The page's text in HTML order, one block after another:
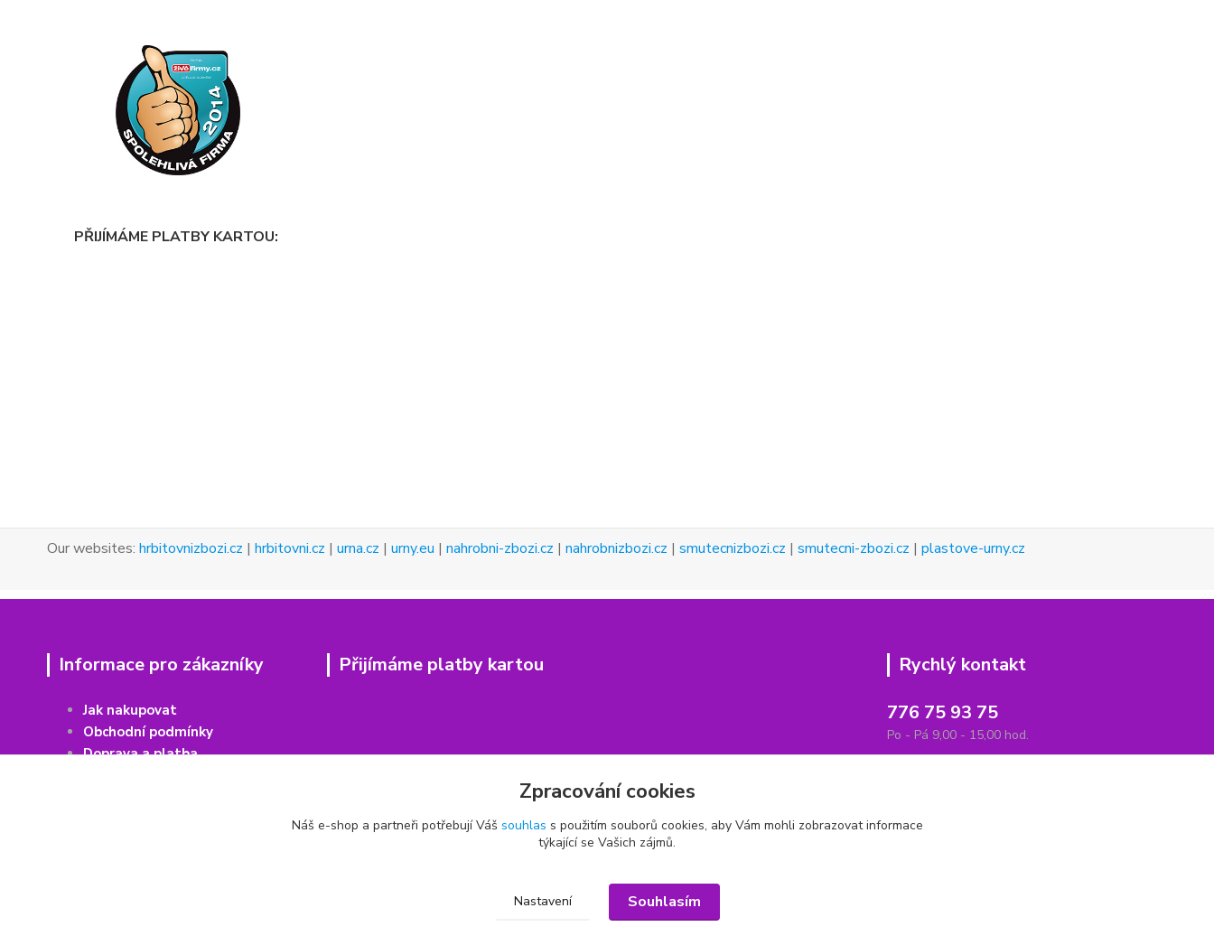
PŘIJÍMÁME PLATBY KARTOU:
Our websites: hrbitovnizbozi.cz | hrbitovni.cz | urna.cz | urny.eu | nahrobni-zbozi.cz | nahrobnizbozi.cz | smutecnizbozi.cz | smutecni-zbozi.cz | plastove-urny.cz
Informace pro zákazníky
Jak nakupovat
Obchodní podmínky
Doprava a platba
Přijímáme platby kartou
Rychlý kontakt
776 75 93 75
Po - Pá 9,00 - 15,00 hod.
Zpracování cookies
Náš e-shop a partneři potřebují Váš souhlas s použitím souborů cookies, aby Vám mohli zobrazovat informace
týkající se Vašich zájmů.
Nastavení Souhlasím